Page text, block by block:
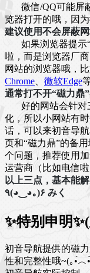
微信/QQ可能屏蔽
览器打开的哦，因
建议使用不会屏蔽
如果浏览器提示“
啦，而是浏览器厂
网站的浏览器哦，
Chrome
微软Edge
通常打不开“磁力鼎
好的网站会针对
化，所以小网站有
话，可以来初音导
页和“磁力鼎”的备
个问题，推荐使用
运营商（比如电信
以上三点，基本能
٩(◕‿◕｡)۶ みく
✨特别申明
初音导航提供的磁
性和完整性哦~(｡